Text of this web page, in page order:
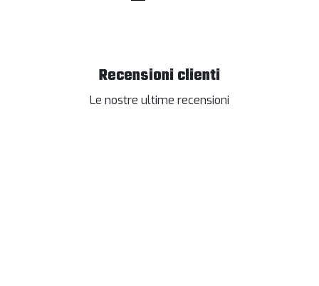
Recensioni clienti
Le nostre ultime recensioni